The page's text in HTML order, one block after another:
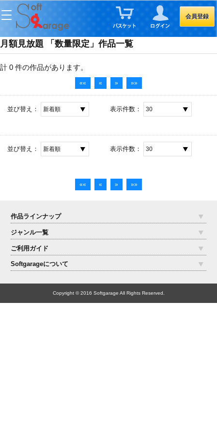
会員登録
月額見放題 「数量限定」作品一覧
計 0 件の作品があります。
«« « » »»
並び替え： 表示件数：
並び替え： 表示件数：
«« « » »»
作品ラインナップ
ジャンル一覧
ご利用ガイド
Softgarageについて
Copyright © 2016 Softgarage All Rights Reserved.